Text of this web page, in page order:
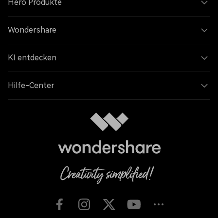
Hero Produkte
Wondershare
KI entdecken
Hilfe-Center